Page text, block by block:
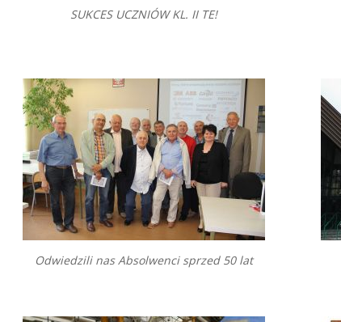
SUKCES UCZNIÓW KL. II TE!
Odwiedzili nas Absolwenci sprzed 50 lat